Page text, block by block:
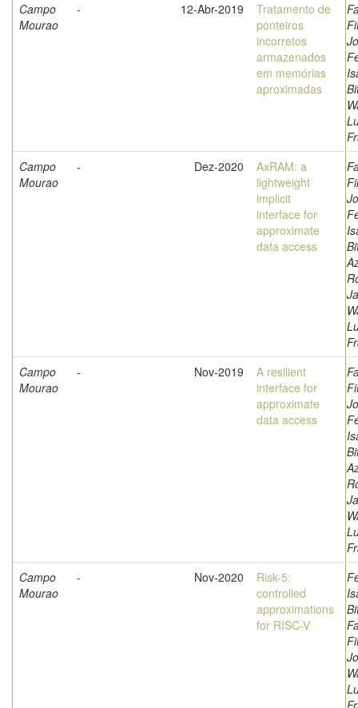
Campo
Mourao
- 12-Abr-2019
Tratamento de
ponteiros
incorretos
armazenados
em memórias
aproximadas
Campo
Mourao
- Dez-2020
AxRAM: a
lightweight
implicit
interface for
approximate
data access
Campo
Mourao
- Nov-2019
A resilient
interface for
approximate
data access
Campo
Mourao
- Nov-2020
Risk-5:
controlled
approximations
for RISC-V